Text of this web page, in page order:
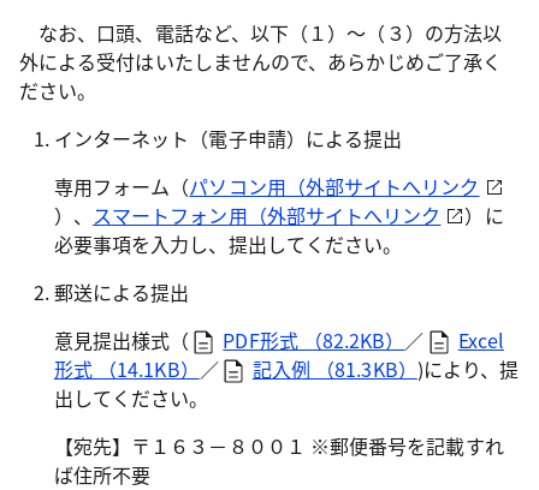
なお、口頭、電話など、以下（１）～（３）の方法以
外による受付はいたしませんので、あらかじめご了承く
ださい。
インターネット（電子申請）による提出
専用フォーム（パソコン用（外部サイトへリンク
）、 スマートフォン用（外部サイトへリンク
）に
必要事項を入力し、提出してください。
郵送による提出
意見提出様式（
PDF形式 （82.2KB） ／
Excel
形式 （14.1KB） ／ 記入例 （81.3KB） )により、提
出してください。
【宛先】〒１６３－８００１ ※郵便番号を記載すれ
ば住所不要